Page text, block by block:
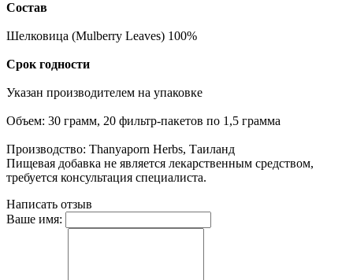
Состав
Шелковица (Mulberry Leaves) 100%
Срок годности
Указан производителем на упаковке
Объем: 30 грамм, 20 фильтр-пакетов по 1,5 грамма
Производство: Thanyaporn Herbs, Таиланд
Пищевая добавка не является лекарственным средством,
требуется консультация специалиста.
Написать отзыв
Ваше имя: